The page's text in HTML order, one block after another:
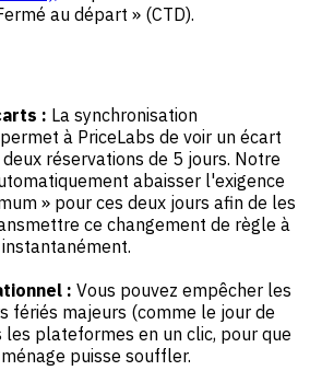
au départ » (CTD).
: La synchronisation
à PriceLabs de voir un écart
réservations de 5 jours. Notre
abaisser l'exigence
» pour ces deux jours afin de les
ce changement de règle à
: Vous pouvez empêcher les
fériés majeurs (comme le jour de
plateformes en un clic, pour que
puisse souffler.